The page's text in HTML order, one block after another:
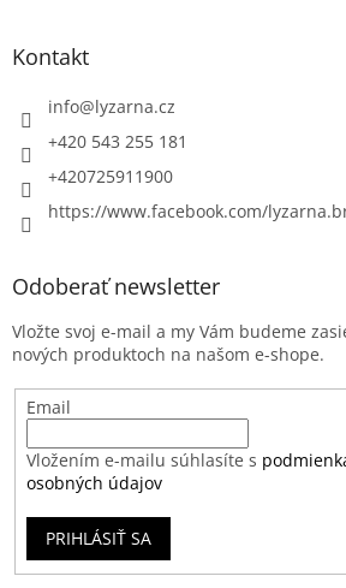
Kontakt
info@lyzarna.cz
+420 543 255 181
+420725911900
https://www.facebook.com/
Odoberať newsletter
Vložte svoj e-mail a my Vám budeme
nových produktoch na našom e-shope.
Email
Vložením e-mailu súhlasíte s
osobných údajov
PRIHLÁSIŤ SA